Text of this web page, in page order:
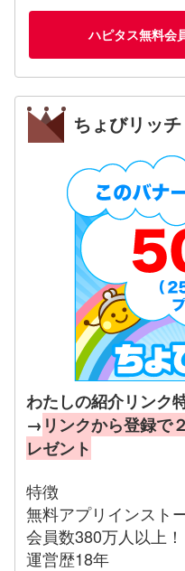
ハピタス無料会
ちょびリッチ
わたしの紹介リンク
→ リンクから登録で
レゼント
特徴
無料アプリインスト
会員数380万人以上！
運営歴18年